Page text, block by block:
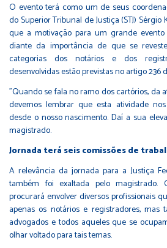
O evento terá como um de seus
do Superior Tribunal de Justiça (STJ)
que a motivação para um grande
diante da importância de que se
categorias dos notários e dos
desenvolvidas estão previstas no artigo 236
"Quando se fala no ramo dos cartórios, da
devemos lembrar que esta atividade
desde o nosso nascimento. Daí a sua
magistrado.
Jornada terá seis comissões de
A relevância da jornada para a Justiça
também foi exaltada pelo magistrado.
procurará envolver diversos profissionais
apenas os notários e registradores, mas
advogados e todos aqueles que se
olhar voltado para tais temas.